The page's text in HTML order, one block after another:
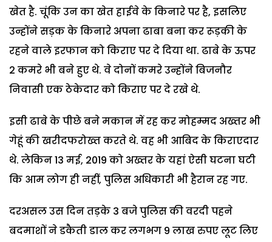
खेत है. चूंकि उन का खेत हाईवे के किनारे पर है, इसलिए
उन्होंने सड़क के किनारे अपना ढाबा बना कर रूड़की के
रहने वाले इरफान को किराए पर दे दिया था. ढाबे के ऊपर
2 कमरे भी बने हुए थे. वे दोनों कमरे उन्होंने बिजनौर
निवासी एक ठेकेदार को किराए पर दे रखे थे.
इसी ढाबे के पीछे बने मकान में रह कर मोहम्मद अख्तर भी
गेहूं की खरीदफरोख्त करते थे. वह भी आबिद के किराएदार
थे. लेकिन 13 मई, 2019 को अख्तर के यहां ऐसी घटना घटी
कि आम लोग ही नहीं, पुलिस अधिकारी भी हैरान रह गए.
दरअसल उस दिन तड़के 3 बजे पुलिस की वरदी पहने
बदमाशों ने डकैती डाल कर लगभग 9 लाख रुपए लूट लिए